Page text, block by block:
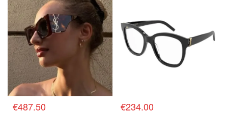
€487.50 €234.00